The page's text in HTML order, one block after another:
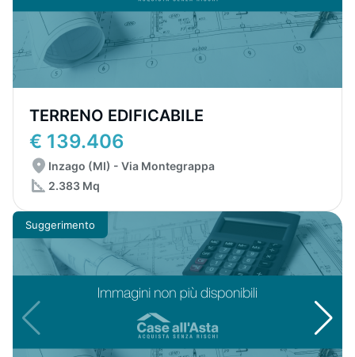
TERRENO EDIFICABILE
€ 139.406
Inzago (MI) - Via Montegrappa
2.383 Mq
Suggerimento